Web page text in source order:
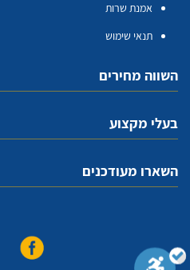
אמנת שרות
תנאי שימוש
השווה מחירים
בעלי מקצוע
השארו מעודכנים